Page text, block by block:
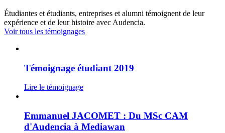
Étudiantes et étudiants, entreprises et alumni témoignent de leur
expérience et de leur histoire avec Audencia.
Voir tous les témoignages
Témoignage étudiant 2019
Lire le témoignage
Emmanuel JACOMET : Du MSc CAM
d'Audencia à Mediawan